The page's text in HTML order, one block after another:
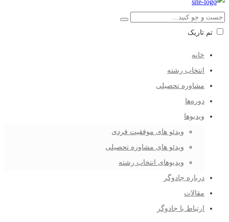
تم تاریک
خانه
انتخاب رشته
مشاوره تحصیلی
دوره‌ها
ویدیوها
ویدئو های موفقیت فردی
ویدئو های مشاوره تحصیلی
ویدیوهای انتخاب رشته
درباره جادوگر
مقالات
ارتباط با جادوگر